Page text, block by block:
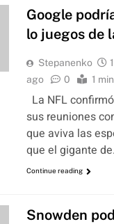
Google
lo juegos de
Stepanenko
ago
0 1
La NFL
sus reuniones
que aviva las
que el gigante
Continue reading
Snowden